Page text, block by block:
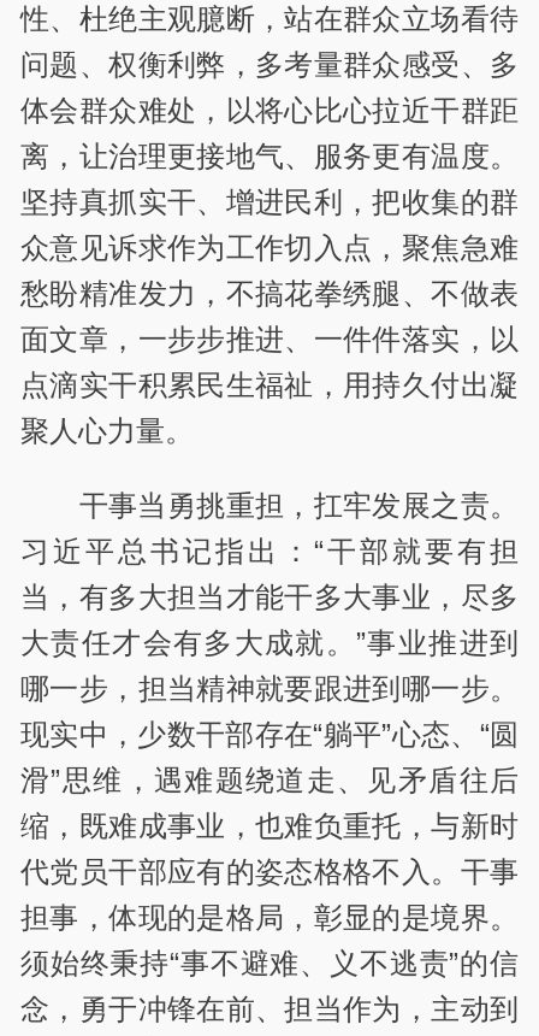
性、杜绝主观臆断，站在群众立场看待
问题、权衡利弊，多考量群众感受、多
体会群众难处，以将心比心拉近干群距
离，让治理更接地气、服务更有温度。
坚持真抓实干、增进民利，把收集的群
众意见诉求作为工作切入点，聚焦急难
愁盼精准发力，不搞花拳绣腿、不做表
面文章，一步步推进、一件件落实，以
点滴实干积累民生福祉，用持久付出凝
聚人心力量。
干事当勇挑重担，扛牢发展之责。
习近平总书记指出：“干部就要有担
当，有多大担当才能干多大事业，尽多
大责任才会有多大成就。”事业推进到
哪一步，担当精神就要跟进到哪一步。
现实中，少数干部存在“躺平”心态、“圆
滑”思维，遇难题绕道走、见矛盾往后
缩，既难成事业，也难负重托，与新时
代党员干部应有的姿态格格不入。干事
担事，体现的是格局，彰显的是境界。
须始终秉持“事不避难、义不逃责”的信
念，勇于冲锋在前、担当作为，主动到